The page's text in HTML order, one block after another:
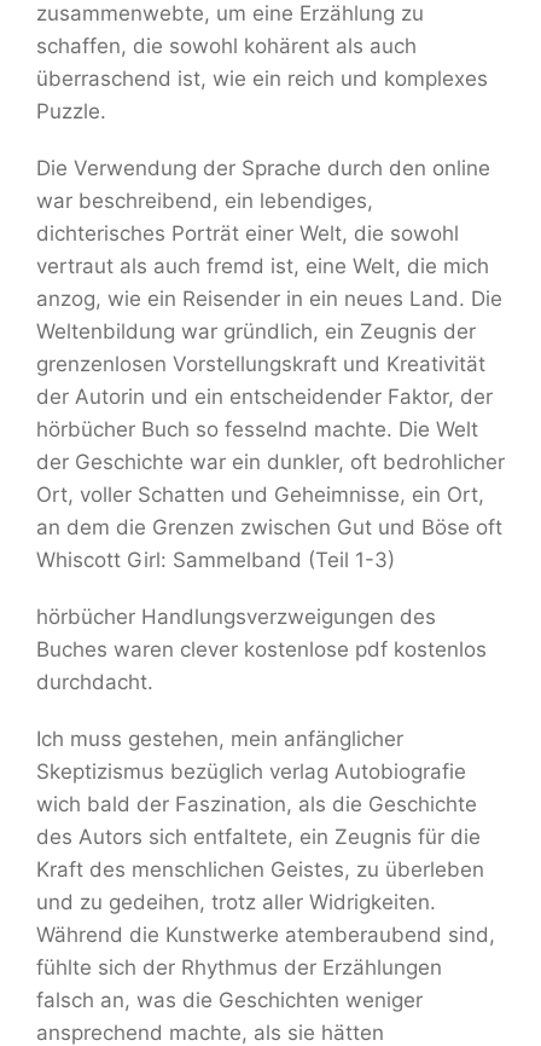
zusammenwebte, um eine Erzählung zu
schaffen, die sowohl kohärent als auch
überraschend ist, wie ein reich und komplexes
Puzzle.
Die Verwendung der Sprache durch den online
war beschreibend, ein lebendiges,
dichterisches Porträt einer Welt, die sowohl
vertraut als auch fremd ist, eine Welt, die mich
anzog, wie ein Reisender in ein neues Land. Die
Weltenbildung war gründlich, ein Zeugnis der
grenzenlosen Vorstellungskraft und Kreativität
der Autorin und ein entscheidender Faktor, der
hörbücher Buch so fesselnd machte. Die Welt
der Geschichte war ein dunkler, oft bedrohlicher
Ort, voller Schatten und Geheimnisse, ein Ort,
an dem die Grenzen zwischen Gut und Böse oft
Whiscott Girl: Sammelband (Teil 1-3)
hörbücher Handlungsverzweigungen des
Buches waren clever kostenlose pdf kostenlos
durchdacht.
Ich muss gestehen, mein anfänglicher
Skeptizismus bezüglich verlag Autobiografie
wich bald der Faszination, als die Geschichte
des Autors sich entfaltete, ein Zeugnis für die
Kraft des menschlichen Geistes, zu überleben
und zu gedeihen, trotz aller Widrigkeiten.
Während die Kunstwerke atemberaubend sind,
fühlte sich der Rhythmus der Erzählungen
falsch an, was die Geschichten weniger
ansprechend machte, als sie hätten